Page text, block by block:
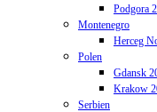
Podgora
Montenegro
Herceg
Polen
Gdansk
Krakow
Serbien